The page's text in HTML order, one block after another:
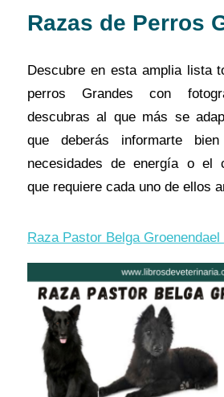
Razas de Perros
Descubre en esta amplia lista
perros Grandes con
descubras al que más se
que deberás informarte
necesidades de energía o el
que requiere cada uno de ellos
Raza Pastor Belga Groenendael